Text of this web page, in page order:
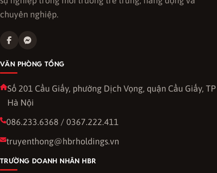
chuyên nghiệp.
VĂN PHÒNG TỔNG
Số 201 Cầu Giấy, phường Dịch Vọng, quận Cầu Giấy, TP
Hà Nội
086.233.6368 / 0367.222.411
truyenthong@hbrholdings.vn
TRƯỜNG DOANH NHÂN HBR